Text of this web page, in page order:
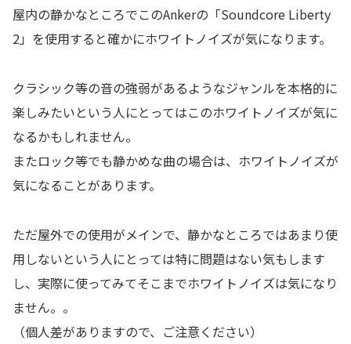
屋内の静かなところでこのAnkerの「Soundcore Liberty
2」を使用すると確かにホワイトノイズが気になります。
クラシック等の音の強弱があるようなジャンルを本格的に
楽しみたいという人にとってはこのホワイトノイズが気に
なるかもしれません。
またロック等でも静かめな曲の場合は、ホワイトノイズが
気になることがあります。
ただ屋外での使用がメインで、静かなところではあまり使
用しないという人にとっては特に問題はない気もします
し、実際に使ってみてそこまでホワイトノイズは気になり
ません。。
（個人差がありますので、ご注意ください）